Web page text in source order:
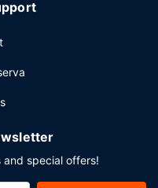
special offers!